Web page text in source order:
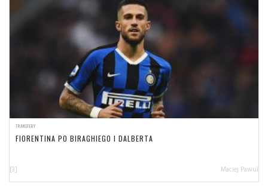
TRANSFERY
FIORENTINA PO BIRAGHIEGO I DALBERTA
[3] Maciej Pawul